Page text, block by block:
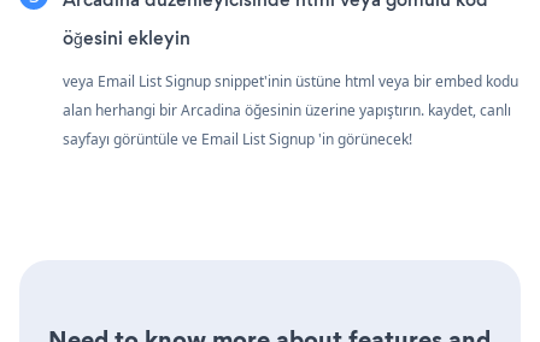
öğesini ekleyin
veya Email List Signup snippet'inin üstüne html veya bir embed kodu
alan herhangi bir Arcadina öğesinin üzerine yapıştırın. kaydet, canlı
sayfayı görüntüle ve Email List Signup 'in görünecek!